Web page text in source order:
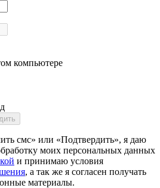
компьютере
смс» или «Подтвердить», я даю
моих персональных данных
и принимаю условия
, а так же я согласен получать
материалы.